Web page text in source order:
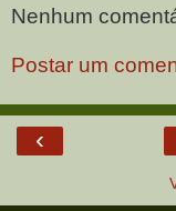
Nenhum
Postar um
‹